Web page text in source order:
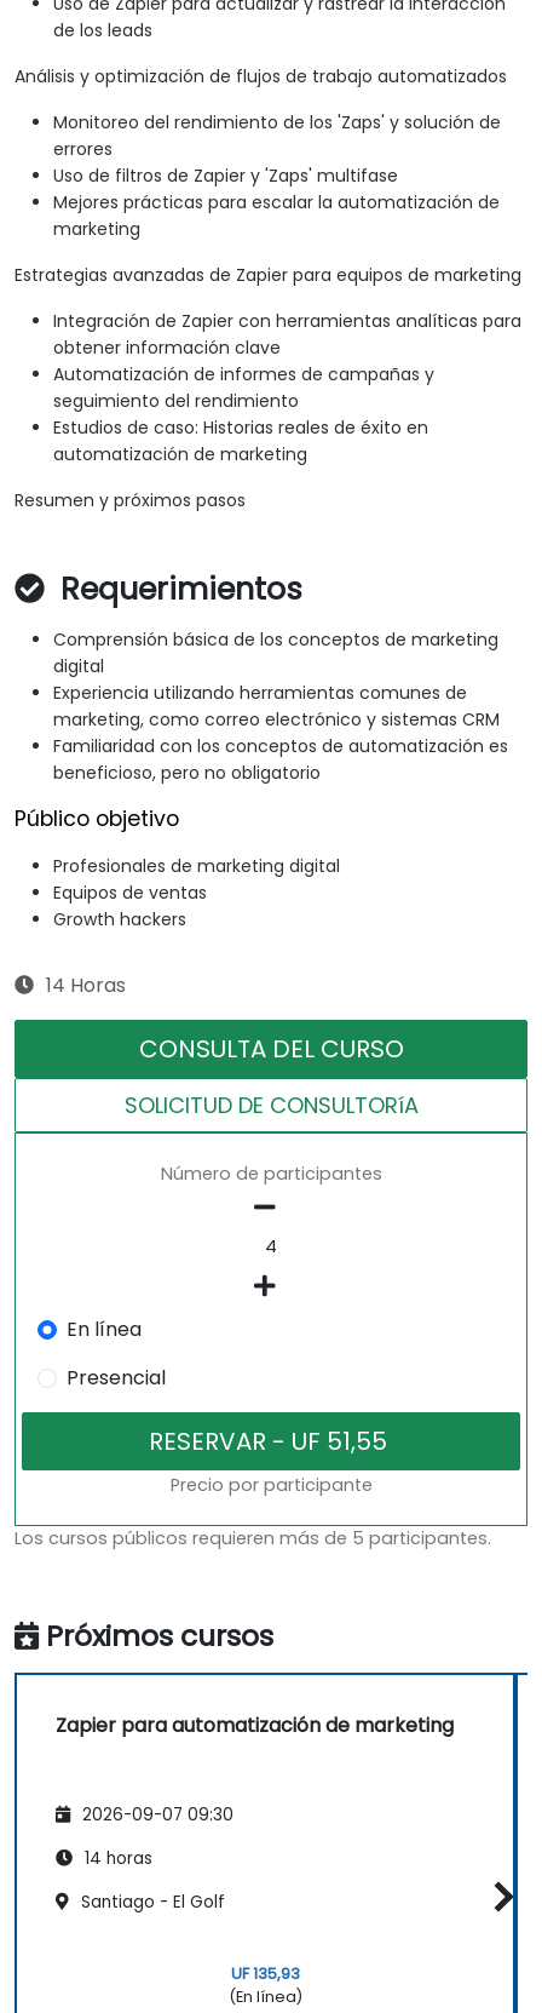
de los leads
Análisis y optimización de flujos de trabajo automatizados
Monitoreo del rendimiento de los 'Zaps' y solución de
errores
Uso de filtros de Zapier y 'Zaps' multifase
Mejores prácticas para escalar la automatización de
marketing
Estrategias avanzadas de Zapier para equipos de marketing
Integración de Zapier con herramientas analíticas para
obtener información clave
Automatización de informes de campañas y
seguimiento del rendimiento
Estudios de caso: Historias reales de éxito en
automatización de marketing
Resumen y próximos pasos
Requerimientos
Comprensión básica de los conceptos de marketing
digital
Experiencia utilizando herramientas comunes de
marketing, como correo electrónico y sistemas CRM
Familiaridad con los conceptos de automatización es
beneficioso, pero no obligatorio
Público objetivo
Profesionales de marketing digital
Equipos de ventas
Growth hackers
14 Horas
CONSULTA DEL CURSO
SOLICITUD DE CONSULTORíA
Número de participantes
En línea
Presencial
Precio por participante
Los cursos públicos requieren más de 5 participantes.
Próximos cursos
Zapier para automatización de marketing
2026-09-07 09:30
14 horas
Santiago - El Golf
UF 135,93
(En línea)